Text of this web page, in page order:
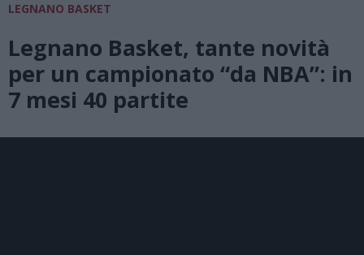
LEGNANO BASKET
Legnano Basket, tante novità
per un campionato “da NBA”: in
7 mesi 40 partite